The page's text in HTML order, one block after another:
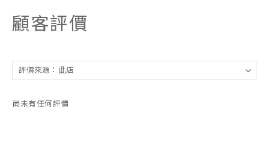
顧客評價
尚未有任何評價